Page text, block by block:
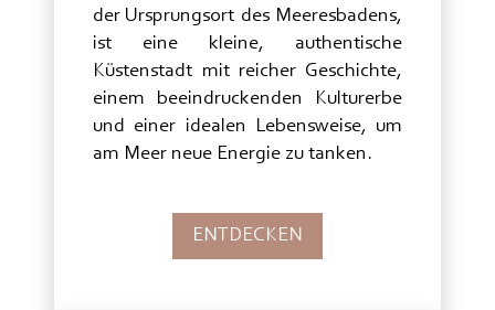
der Ursprungsort des Meeresbadens,
ist eine kleine, authentische
Küstenstadt mit reicher Geschichte,
einem beeindruckenden Kulturerbe
und einer idealen Lebensweise, um
am Meer neue Energie zu tanken.
ENTDECKEN